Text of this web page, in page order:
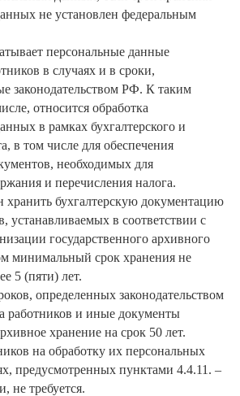
не установлен федеральным
персональные данные
в случаях и в сроки,
законодательством РФ. К таким
относится обработка
в рамках бухгалтерского и
в том числе для обеспечения
необходимых для
и перечисления налога.
хранить бухгалтерскую документацию
устанавливаемых в соответствии с
государственного архивного
минимальный срок хранения не
5 (пяти) лет.
определенных законодательством
работников и иные документы
хранение на срок 50 лет.
на обработку их персональных
предусмотренных пунктами 4.4.11. –
не требуется.